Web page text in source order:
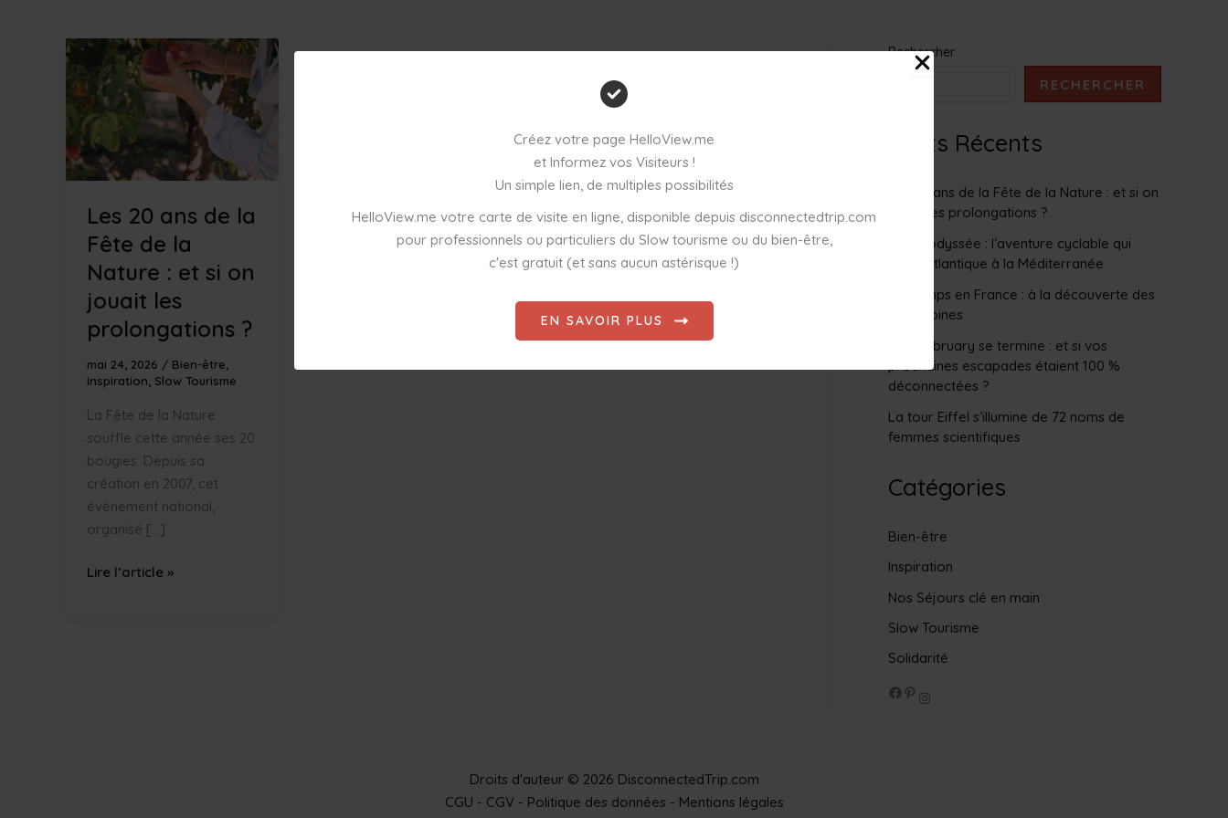
Créez votre page HelloView.me
et Informez vos Visiteurs !
Un simple lien, de multiples possibilités
HelloView.me votre carte de visite en ligne, disponible depuis disconnectedtrip.com
pour professionnels ou particuliers du Slow tourisme ou du bien-être,
c'est gratuit (et sans aucun astérisque !)
EN SAVOIR PLUS
Les 20 ans de la
Fête de la
Nature : et si on
jouait les
prolongations ?
mai 24, 2026 / Bien-être
Inspiration Slow Tourisme
La Fête de la Nature
souffle cette année ses 20
bougies. Depuis sa
création en 2007, cet
événement national,
organisé […]
Les
Lire l’article »
Rechercher
RECHERCHER
Posts Récents
Les 20 ans de la Fête de la Nature : et si on
jouait les prolongations ?
La Vélodyssée : l’aventure cyclable qui
relie l’Atlantique à la Méditerranée
Printemps en France : à la découverte des
patrimoines
OFF February se termine : et si vos
prochaines escapades étaient 100 %
déconnectées ?
La tour Eiffel s’illumine de 72 noms de
femmes scientifiques
Catégories
Bien-être
Inspiration
Nos Séjours clé en main
Slow Tourisme
Solidarité
Facebook Pinterest Instagram
Droits d'auteur © 2026 DisconnectedTrip.com
CGU - CGV - Politique des données - Mentions légales